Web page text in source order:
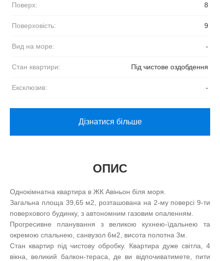
Поверх: 8
Поверховість: 9
Вид на море: -
Стан квартири: Під чистове оздобдення
Ексклюзив: -
Дізнатися більше
ОПИС
Однокімнатна квартира в ЖК Авіньон біля моря.
Загальна площа 39,65 м2, розташована на 2-му поверсі 9-ти
поверхового будинку, з автономним газовим опаленням.
Прогресивне планування з великою кухнею-їдальнею та
окремою спальнею, санвузол 6м2, висота полотна 3м.
Стан квартир під чистову обробку. Квартира дуже світла, 4
вікна, великий балкон-тераса, де ви відпочиватимете, пити